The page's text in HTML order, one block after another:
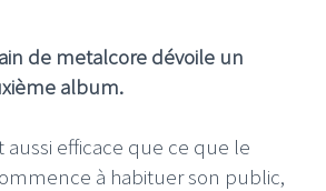
de metalcore dévoile un
album.
efficace que ce que le
à habituer son public,